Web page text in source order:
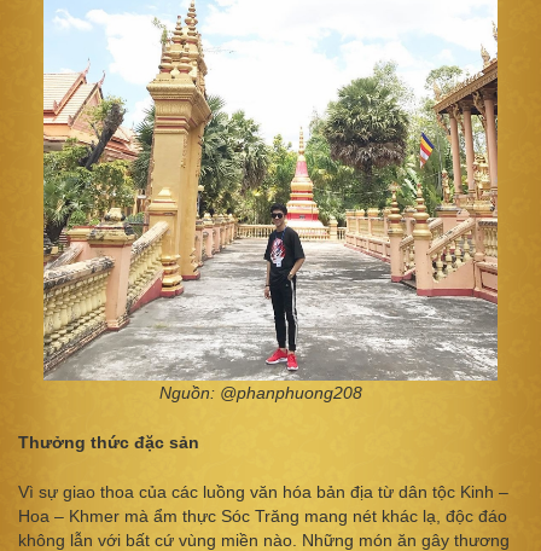
Nguồn: @phanphuong208
Thưởng thức đặc sản
Vì sự giao thoa của các luồng văn hóa bản địa từ dân tộc Kinh –
Hoa – Khmer mà ẩm thực Sóc Trăng mang nét khác lạ, độc đáo
không lẫn với bất cứ vùng miền nào. Những món ăn gây thương